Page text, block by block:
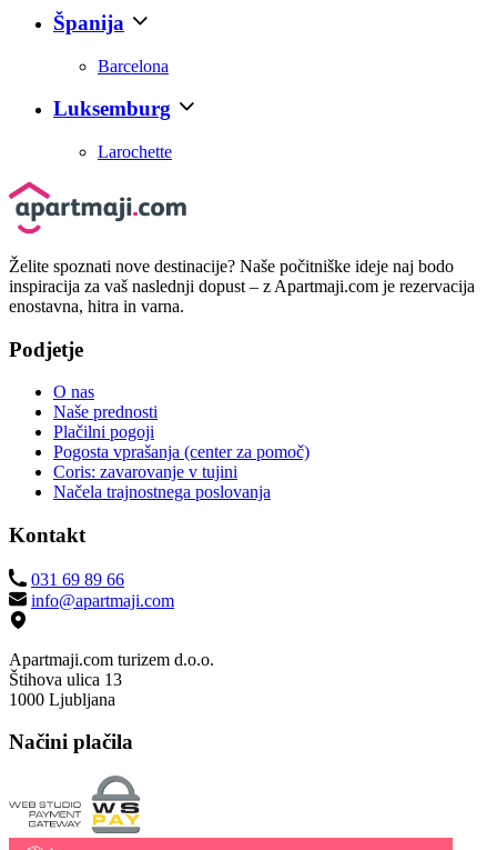
Španija
Barcelona
Luksemburg
Larochette
Želite spoznati nove destinacije? Naše počitniške ideje naj bodo
inspiracija za vaš naslednji dopust – z Apartmaji.com je rezervacija
enostavna, hitra in varna.
Podjetje
O nas
Naše prednosti
Plačilni pogoji
Pogosta vprašanja (center za pomoč)
Coris: zavarovanje v tujini
Načela trajnostnega poslovanja
Kontakt
031 69 89 66
info@apartmaji.com
Apartmaji.com turizem d.o.o.
Štihova ulica 13
1000 Ljubljana
Načini plačila